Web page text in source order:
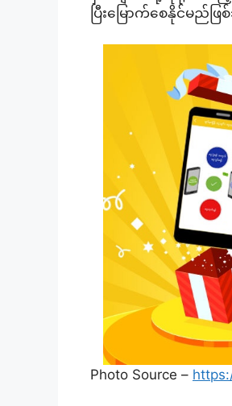
ပြီးမြောက်စေနိုင်မည်ဖ
Photo Source –